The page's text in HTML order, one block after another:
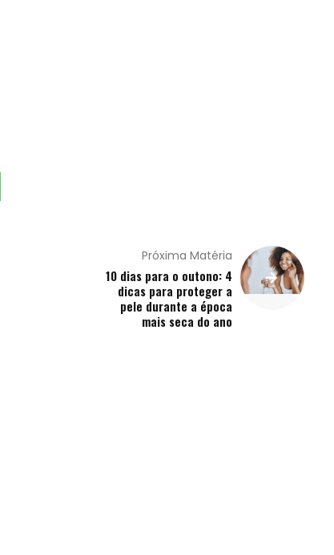
Próxima Matéria
10 dias para o outono: 4
dicas para proteger a
pele durante a época
mais seca do ano